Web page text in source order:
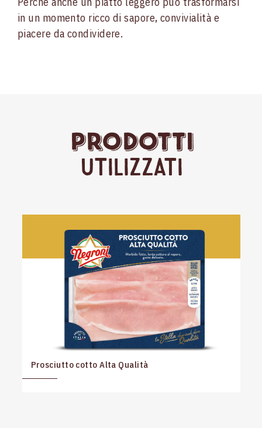
in un momento ricco di sapore, convivialità e
piacere da condividere.
Prodotti
Utilizzati
Prosciutto cotto Alta Qualità